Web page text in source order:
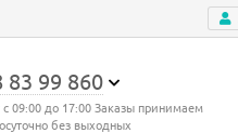
83 99 860
с 09:00 до 17:00 Заказы принимаем
без выходных